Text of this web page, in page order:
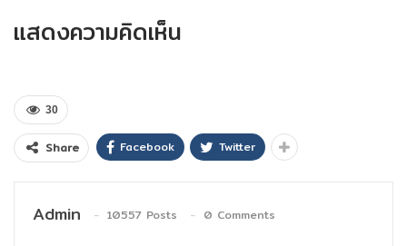
แสดงความคิดเห็น
30
Share Facebook Twitter
Admin 10557 Posts 0 Comments